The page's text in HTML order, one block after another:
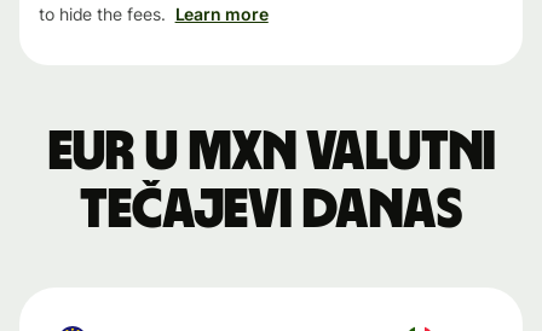
to hide the fees. Learn more
EUR u MXN valutni
tečajevi danas